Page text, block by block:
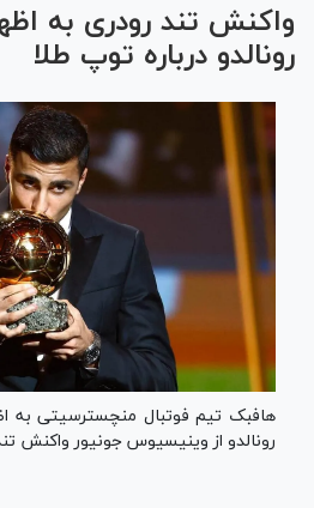
واکنش تند رودری به
رونالدو درباره توپ طلا
هافبک تیم فوتبال منچسترسیتی به
رونالدو از وینیسیوس جونیور واکنش